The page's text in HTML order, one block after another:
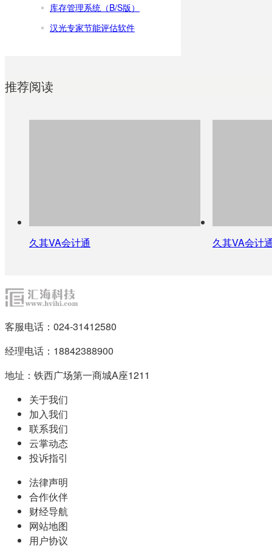
库存管理系统（B/S版）
汉光专家节能评估软件
推荐阅读
久其VA会计通 久其VA会计
客服电话：024-31412580
经理电话：18842388900
地址：铁西广场第一商城A座1211
关于我们
加入我们
联系我们
云掌动态
投诉指引
法律声明
合作伙伴
财经导航
网站地图
用户协议